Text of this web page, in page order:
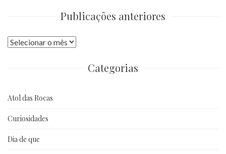
Publicações anteriores
Publicações
Categorias
Atol das Rocas
Curiosidades
Dia de que